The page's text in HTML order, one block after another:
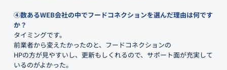
④数あるWEB会社の中でフードコネクションを選んだ理由は何です
か？
タイミングです。
前業者から変えたかったのと、フードコネクションの
HPの方が見やすいし、更新もしくれるので、サポート面が充実して
いるのがよかった。